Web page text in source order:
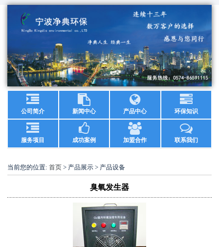
公司简介 新闻中心 产品中心 环保知识
服务项目 成功案例 加盟合作 联系我们
当前您的位置: 首页 > 产品展示 > 产品设备
臭氧发生器